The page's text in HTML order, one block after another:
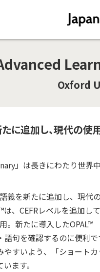
Oxford
に追加し、現代の
」は長きにわたり世界
義を新たに追加し、現代
、CEFRレベルを追加し
。新たに導入した
句を確認するのに便利で
すいよう、「ショート
ます。